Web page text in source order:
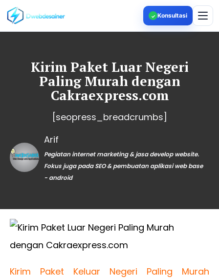
✓ Konsultasi
Kirim Paket Luar Negeri
Paling Murah dengan
Cakraexpress.com
[seopress_breadcrumbs]
Arif
Pegiatan internet marketing & jasa develop website.
Fokus juga pada SEO & pembuatan aplikasi web base
- android
Kirim Paket Keluar Negeri Paling Murah